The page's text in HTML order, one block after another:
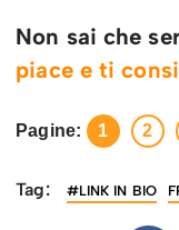
Non sai che
piace e ti
Pagine: 1 2
Tag: #LINK IN BIO